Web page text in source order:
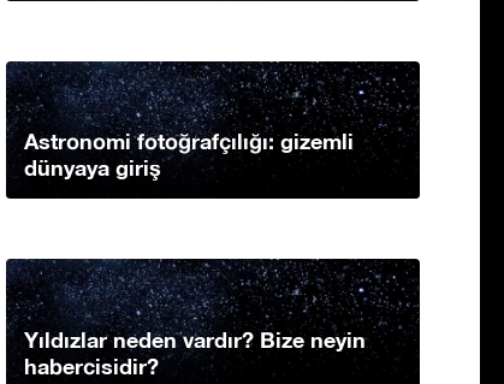
Astronomi fotoğrafçılığı: gizemli
dünyaya giriş
Yıldızlar neden vardır? Bize neyin
habercisidir?